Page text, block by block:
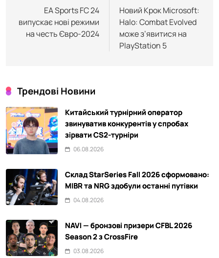
записівEA Sports FC 24
випускає нові режими
на честь Євро-2024
Новий Крок Microsoft:
Halo: Combat Evolved
може з’явитися на
PlayStation 5
Трендові Новини
Китайський турнірний оператор
звинуватив конкурентів у спробах
зірвати CS2-турніри
06.08.2026
Склад StarSeries Fall 2026 сформовано:
MIBR та NRG здобули останні путівки
04.08.2026
NAVI — бронзові призери CFBL 2026
Season 2 з CrossFire
03.08.2026